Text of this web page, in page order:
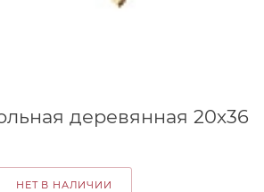
деревянная 20х36
НЕТ В НАЛИЧИИ